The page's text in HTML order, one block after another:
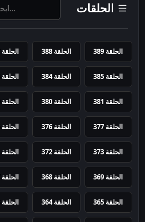
الحلقات
الحلقة 389 الحلقة 388 الحلقة 387
الحلقة 385 الحلقة 384 الحلقة 383
الحلقة 381 الحلقة 380 الحلقة 379
الحلقة 377 الحلقة 376 الحلقة 375
الحلقة 373 الحلقة 372 الحلقة 371
الحلقة 369 الحلقة 368 الحلقة 367
الحلقة 365 الحلقة 364 الحلقة 363